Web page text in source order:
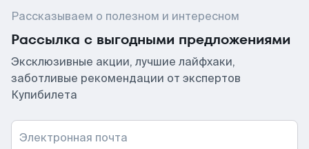
Рассказываем о полезном и интересном
Рассылка с выгодными предложениями
Эксклюзивные акции, лучшие лайфхаки,
заботливые рекомендации от экспертов
Купибилета
Электронная почта